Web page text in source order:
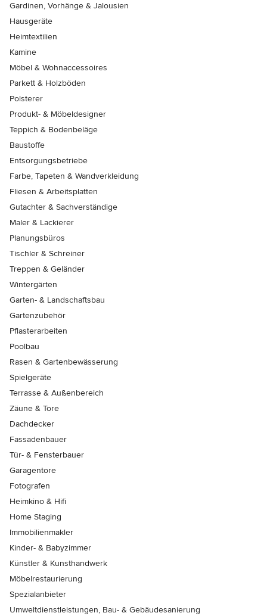
Gardinen, Vorhänge & Jalousien
Hausgeräte
Heimtextilien
Kamine
Möbel & Wohnaccessoires
Parkett & Holzböden
Polsterer
Produkt- & Möbeldesigner
Teppich & Bodenbeläge
Baustoffe
Entsorgungsbetriebe
Farbe, Tapeten & Wandverkleidung
Fliesen & Arbeitsplatten
Gutachter & Sachverständige
Maler & Lackierer
Planungsbüros
Tischler & Schreiner
Treppen & Geländer
Wintergärten
Garten- & Landschaftsbau
Gartenzubehör
Pflasterarbeiten
Poolbau
Rasen & Gartenbewässerung
Spielgeräte
Terrasse & Außenbereich
Zäune & Tore
Dachdecker
Fassadenbauer
Tür- & Fensterbauer
Garagentore
Fotografen
Heimkino & Hifi
Home Staging
Immobilienmakler
Kinder- & Babyzimmer
Künstler & Kunsthandwerk
Möbelrestaurierung
Spezialanbieter
Umweltdienstleistungen, Bau- & Gebäudesanierung